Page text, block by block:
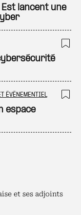
et ses adjoints
lancent une
ÉVÉNEMENTIEL
espace